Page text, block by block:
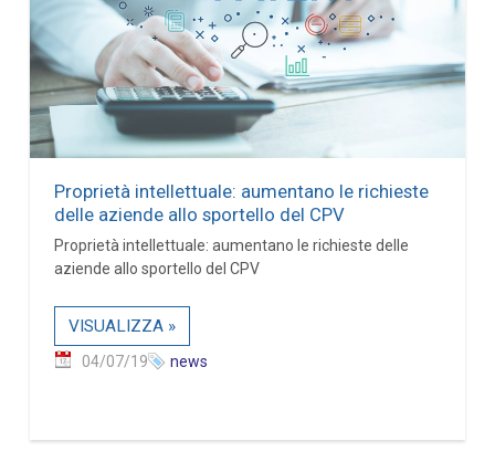
Proprietà intellettuale: aumentano le richieste
delle aziende allo sportello del CPV
Proprietà intellettuale: aumentano le richieste delle
aziende allo sportello del CPV
VISUALIZZA »
04/07/19 news